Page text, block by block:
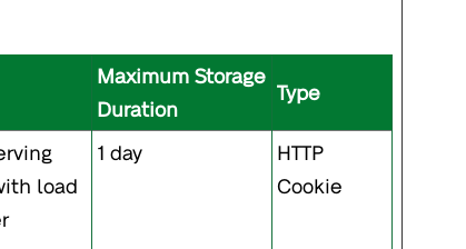
Maximum Storage
Duration
Type
load
1 day
HTTP
Cookie